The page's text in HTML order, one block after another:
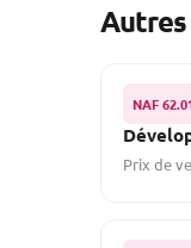
NAF
Prix de